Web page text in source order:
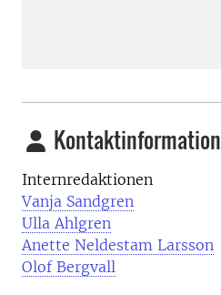
Kontaktinformation
Internredaktionen
Vanja Sandgren
Ulla Ahlgren
Anette Neldestam Larsson
Olof Bergvall